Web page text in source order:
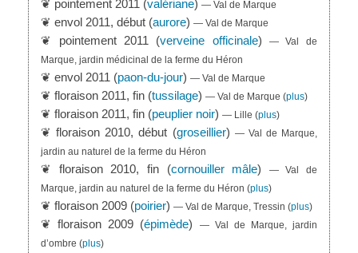
❦ pointement 2011 (valériane)— Val de Marque
❦ envol 2011, début (aurore)— Val de Marque
❦ pointement 2011 (verveine officinale)
— Val de
Marque, jardin médicinal de la ferme du Héron
❦ envol 2011 (paon-du-jour)— Val de Marque
❦ floraison 2011, fin (tussilage)— Val de Marque (plus)
❦ floraison 2011, fin (peuplier noir)— Lille (plus)
❦ floraison 2010, début (groseillier) — Val de Marque,
jardin au naturel de la ferme du Héron
❦ floraison 2010, fin (cornouiller mâle)
— Val de
Marque, jardin au naturel de la ferme du Héron (plus)
❦ floraison 2009 (poirier)— Val de Marque, Tressin (plus)
❦ floraison 2009 (épimède)
— Val de Marque, jardin
d’ombre (plus)